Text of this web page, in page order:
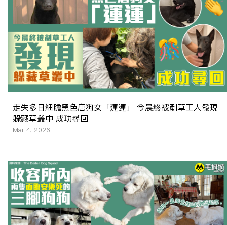
走失多日細膽黑色唐狗女「運運」 今晨終被剷草工人發現
躲藏草叢中 成功尋回
Mar 4, 2026